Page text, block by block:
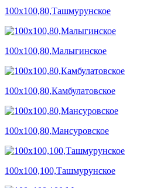
100х100,80,Ташмурунское
100х100,80,Малыгинское
100х100,80,Камбулатовское
100х100,80,Мансуровское
100х100,100,Ташмурунское